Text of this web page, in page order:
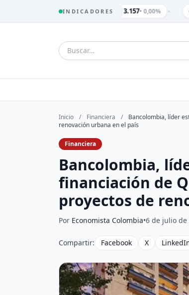
INDICADORES
TRM $ 3.157• 0,00%
Inicio / Financiera /
Bancolombia, líder
renovación urbana en el país
Financiera
Bancolombia,
financiación de
proyectos de
Por Economista Colombia•6 de julio de
Compartir: Facebook X